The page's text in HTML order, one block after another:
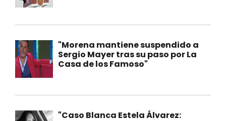
"Morena mantiene suspendido a
Sergio Mayer tras su paso por La
Casa de los Famoso"
"Caso Blanca Estela Álvarez: